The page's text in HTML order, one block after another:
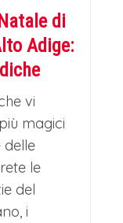
e precisi,
un'azienda
tempo il
di
Adige:
vi
magici
delle
le
del
i